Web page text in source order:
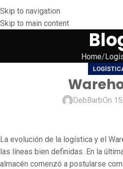
Skip to navigation
Skip to main content
Home
DebBarbOn
La evolución de la logística y el
las líneas bien definidas. En la
almacén comenzó a postularse